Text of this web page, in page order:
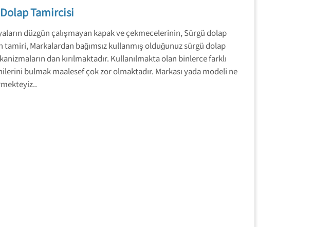
Tamircisi
düzgün çalışmayan kapak ve çekmecelerinin, Sürgü dolap
tamiri, Markalardan bağımsız kullanmış olduğunuz sürgü dolap
dan kırılmaktadır. Kullanılmakta olan binlerce farklı
bulmak maalesef çok zor olmaktadır. Markası yada modeli ne